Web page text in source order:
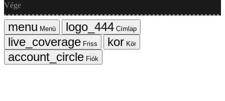
Vége
Menü
Címlap
Friss
Kör
Fiók